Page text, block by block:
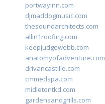
portwayinn.com
djmaddogmusic.com
thesoundarchitects.com
allin1roofing.com
keepjudgewebb.com
anatomyofadventure.com
drivancastillo.com
cmmedspa.com
midletontkd.com
gardensandgrills.com